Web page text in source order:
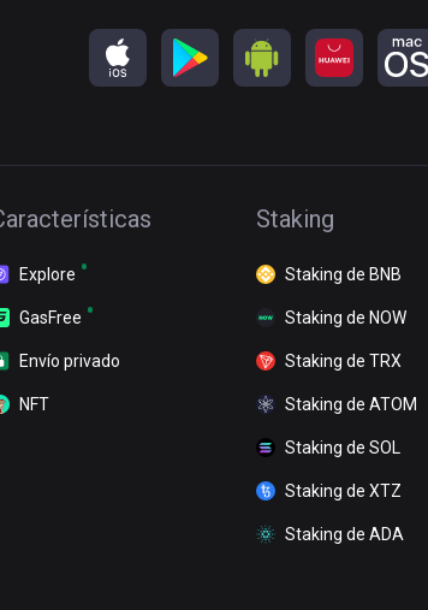
Explore
GasFree
Envío privado
NFT
Staking
Staking de BNB
Staking de NOW
Staking de TRX
Staking de ATOM
Staking de SOL
Staking de XTZ
Staking de ADA